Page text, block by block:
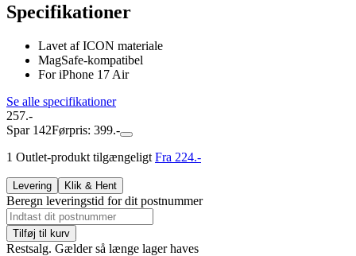
Specifikationer
Lavet af ICON materiale
MagSafe-kompatibel
For iPhone 17 Air
Se alle specifikationer
257.-
Spar 142Førpris: 399.-
1 Outlet-produkt tilgængeligt Fra 224.-
Levering Klik & Hent
Beregn leveringstid for dit postnummer
Tilføj til kurv
Restsalg. Gælder så længe lager haves